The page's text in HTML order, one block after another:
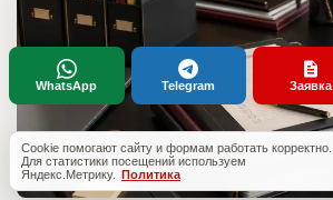
Cookie помогают сайту и формам работать корректно.
Для статистики посещений используем
Яндекс.Метрику. Политика
WhatsApp Telegram Заявка